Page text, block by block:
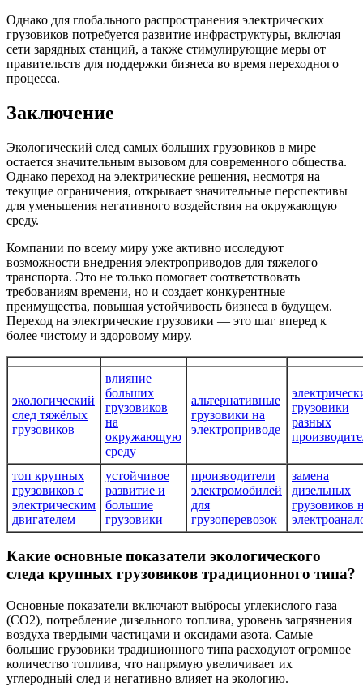
Однако для глобального распространения электрических
грузовиков потребуется развитие инфраструктуры, включая
сети зарядных станций, а также стимулирующие меры от
правительств для поддержки бизнеса во время переходного
процесса.
Заключение
Экологический след самых больших грузовиков в мире
остается значительным вызовом для современного общества.
Однако переход на электрические решения, несмотря на
текущие ограничения, открывает значительные перспективы
для уменьшения негативного воздействия на окружающую
среду.
Компании по всему миру уже активно исследуют
возможности внедрения электроприводов для тяжелого
транспорта. Это не только помогает соответствовать
требованиям времени, но и создает конкурентные
преимущества, повышая устойчивость бизнеса в будущем.
Переход на электрические грузовики — это шаг вперед к
более чистому и здоровому миру.
экологический
след тяжёлых
грузовиков
влияние
больших
грузовиков
на
окружающую
среду
альтернативные
грузовики на
электроприводе
грузовики
разных
топ крупных
грузовиков с
электрическим
двигателем
устойчивое
развитие и
большие
грузовики
производители
электромобилей
для
грузоперевозок
замена
дизельных
грузовиков
Какие основные показатели экологического
следа крупных грузовиков традиционного типа?
Основные показатели включают выбросы углекислого газа
(CO2), потребление дизельного топлива, уровень загрязнения
воздуха твердыми частицами и оксидами азота. Самые
большие грузовики традиционного типа расходуют огромное
количество топлива, что напрямую увеличивает их
углеродный след и негативно влияет на экологию.